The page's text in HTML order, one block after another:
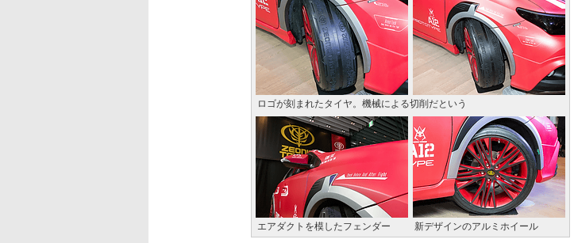
ロゴが刻まれたタイヤ。機械による切削だという
エアダクトを模したフェンダー 新デザインのアルミホイール